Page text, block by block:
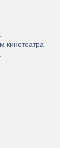
кинотеатра